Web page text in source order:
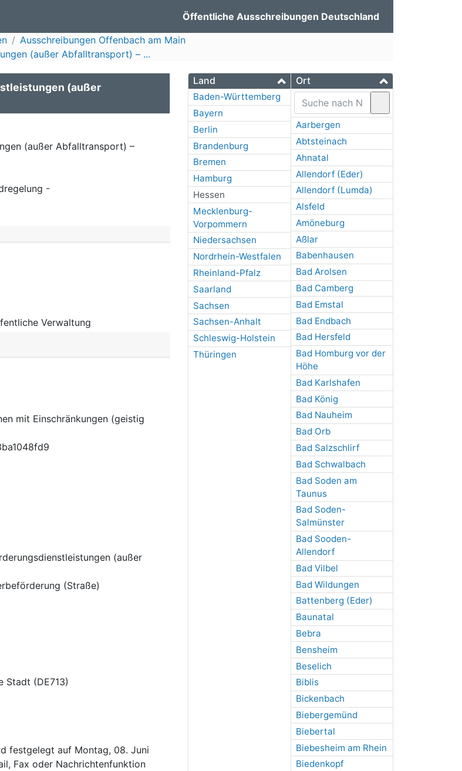
Öffentliche Ausschreibungen Deutschland
Ausschreibungen Offenbach am Main
(außer Abfalltransport) – ...
Land
Baden-Württemberg
Bayern
Berlin
Brandenburg
Bremen
Hamburg
Hessen
Mecklenburg-
Vorpommern
Niedersachsen
Nordrhein-Westfalen
Rheinland-Pfalz
Saarland
Sachsen
Sachsen-Anhalt
Schleswig-Holstein
Thüringen
Ort
Aarbergen
Abtsteinach
Ahnatal
Allendorf (Eder)
Allendorf (Lumda)
Alsfeld
Amöneburg
Aßlar
Babenhausen
Bad Arolsen
Bad Camberg
Bad Emstal
Bad Endbach
Bad Hersfeld
Bad Homburg vor der
Höhe
Bad Karlshafen
Bad König
Bad Nauheim
Bad Orb
Bad Salzschlirf
Bad Schwalbach
Bad Soden am
Taunus
Bad Soden-
Salmünster
Bad Sooden-
Allendorf
Bad Vilbel
Bad Wildungen
Battenberg (Eder)
Baunatal
Bebra
Bensheim
Beselich
Biblis
Bickenbach
Biebergemünd
Biebertal
Biebesheim am Rhein
Biedenkopf
(außer
(außer Abfalltransport) –
-
Verwaltung
mit Einschränkungen (geistig
(außer
(Straße)
Stadt (DE713)
festgelegt auf Montag, 08. Juni
Fax oder Nachrichtenfunktion